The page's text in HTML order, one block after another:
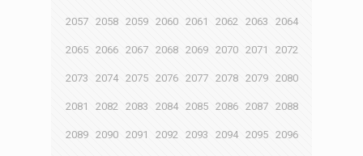
2057 2058 2059 2060 2061 2062 2063 2064
2065 2066 2067 2068 2069 2070 2071 2072
2073 2074 2075 2076 2077 2078 2079 2080
2081 2082 2083 2084 2085 2086 2087 2088
2089 2090 2091 2092 2093 2094 2095 2096